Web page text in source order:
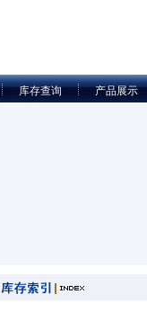
库存查询 产品展示